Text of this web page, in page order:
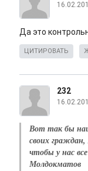
Да это
ЦИТИРОВАТЬ
232
Вот так бы
своих
чтобы у нас
Молдокматов